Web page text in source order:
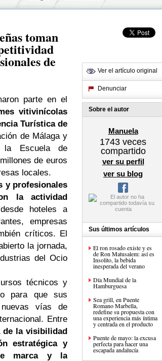
toman
de
parte en el
vitivinícolas
Turística de
de Málaga y
Escuela de
de euros
locales.
y profesionales
la actividad
hoteles a
empresas
críticos. El
la jornada,
del Ocio
técnicos y
para que sus
vías de
Entre
de la visibilidad
estratégica y
marcay la
Ver el artículo original
Denunciar
Sobre el autor
Manuela
1743 veces
compartido
ver su perfil
ver su blog
Sus últimos artículos
El ron rosado existe y es
de Ron Matusalem: así es
Insolito, la bebida
inesperada del verano
Día Mundial de la
Hamburguesa
Sea grill, en Puente
Romano Marbella,
redefine su propuesta con
una experiencia más íntima
y centrada en el producto
Puente de mayo: la excusa
perfecta para hacer una
escapada andalucía